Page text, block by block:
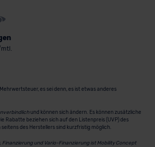
es sei denn, es ist etwas anderes
und können sich ändern. Es können zusätzliche
Rabatte beziehen sich auf den Listenpreis (UVP) des
des Herstellers sind kurzfristig möglich.
Finanzierung und Vario-Finanzierung ist Mobility Concept